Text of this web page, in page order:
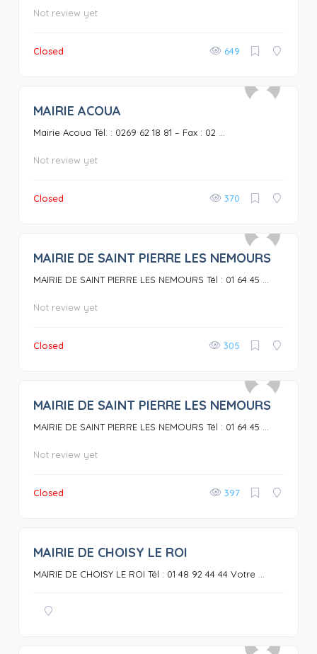
Not review yet
Closed 649
MAIRIE ACOUA
Mairie Acoua Tél. : 0269 62 18 81 – Fax : 02 ...
Not review yet
Closed 370
0
MAIRIE DE SAINT PIERRE LES NEMOURS
MAIRIE DE SAINT PIERRE LES NEMOURS Tél : 01 64 45 ...
Not review yet
Closed 305
0
MAIRIE DE SAINT PIERRE LES NEMOURS
MAIRIE DE SAINT PIERRE LES NEMOURS Tél : 01 64 45 ...
Not review yet
Closed 397
MAIRIE DE CHOISY LE ROI
MAIRIE DE CHOISY LE ROI Tél : 01 48 92 44 44 Votre ...